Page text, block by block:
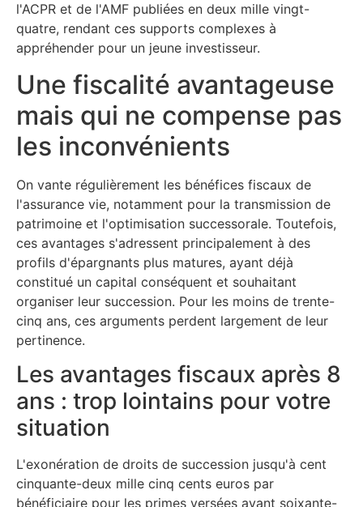
l'ACPR et de l'AMF publiées en deux mille vingt-
quatre, rendant ces supports complexes à
appréhender pour un jeune investisseur.
Une fiscalité avantageuse
mais qui ne compense pas
les inconvénients
On vante régulièrement les bénéfices fiscaux de
l'assurance vie, notamment pour la transmission de
patrimoine et l'optimisation successorale. Toutefois,
ces avantages s'adressent principalement à des
profils d'épargnants plus matures, ayant déjà
constitué un capital conséquent et souhaitant
organiser leur succession. Pour les moins de trente-
cinq ans, ces arguments perdent largement de leur
pertinence.
Les avantages fiscaux après 8
ans : trop lointains pour votre
situation
L'exonération de droits de succession jusqu'à cent
cinquante-deux mille cinq cents euros par
bénéficiaire pour les primes versées avant soixante-